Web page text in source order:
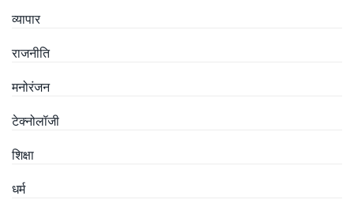
व्यापार
राजनीति
मनोरंजन
टेक्नोलॉजी
शिक्षा
धर्म